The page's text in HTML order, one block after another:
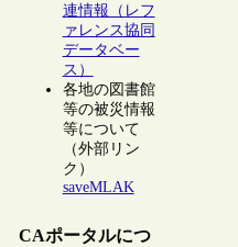
連情報（レフ
ァレンス協同
データベー
ス）
各地の図書館
等の被災情報
等について
（外部リン
ク）
saveMLAK
CAポータルにつ